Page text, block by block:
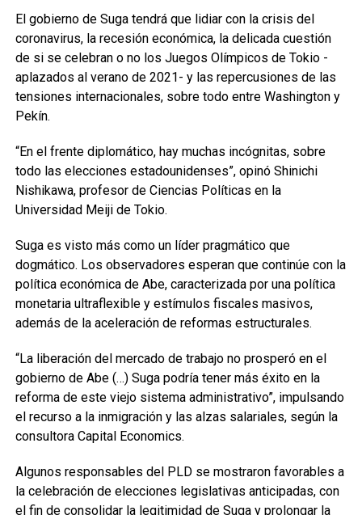
El gobierno de Suga tendrá que lidiar con la crisis del
coronavirus, la recesión económica, la delicada cuestión
de si se celebran o no los Juegos Olímpicos de Tokio -
aplazados al verano de 2021- y las repercusiones de las
tensiones internacionales, sobre todo entre Washington y
Pekín.
“En el frente diplomático, hay muchas incógnitas, sobre
todo las elecciones estadounidenses”, opinó Shinichi
Nishikawa, profesor de Ciencias Políticas en la
Universidad Meiji de Tokio.
Suga es visto más como un líder pragmático que
dogmático. Los observadores esperan que continúe con la
política económica de Abe, caracterizada por una política
monetaria ultraflexible y estímulos fiscales masivos,
además de la aceleración de reformas estructurales.
“La liberación del mercado de trabajo no prosperó en el
gobierno de Abe (…) Suga podría tener más éxito en la
reforma de este viejo sistema administrativo”, impulsando
el recurso a la inmigración y las alzas salariales, según la
consultora Capital Economics.
Algunos responsables del PLD se mostraron favorables a
la celebración de elecciones legislativas anticipadas, con
el fin de consolidar la legitimidad de Suga y prolongar la